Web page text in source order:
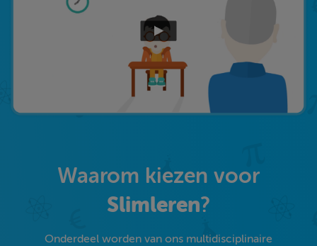
Waarom kiezen voor
Slimleren?
Onderdeel worden van ons multidisciplinaire